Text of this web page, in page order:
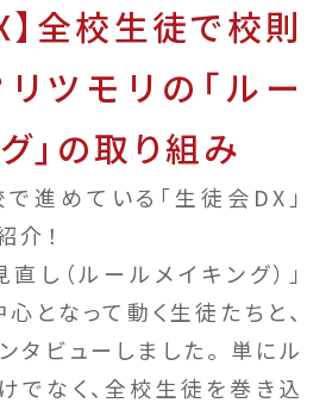
】全校生徒で校則
ツモリの「ルー
」の取り組み
進めている「生徒会DX」
介！
し（ルールメイキング）」
となって動く生徒たちと、
タビューしました。 単にル
でなく、全校生徒を巻き込